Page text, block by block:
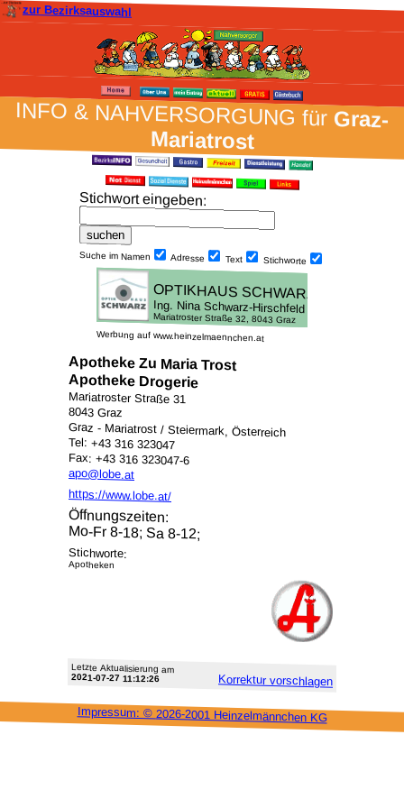
zur Bezirksauswahl
INFO & NAH­VER­SORG­UNG fürGraz-
Mariatrost
Stich­wort ein­geben:
Suche im Namen Adresse Text Stich­worte
Werbung auf www.heinzelmaennchen.at
Apotheke Zu Maria Trost
Apotheke Drogerie
Mariatroster Straße 31
8043 Graz
Graz - Mariatrost / Steiermark, Österreich
Tel: +43 316 323047
Fax: +43 316 323047-6
apo@lobe.at
https://www.lobe.at/
Öffnungszeiten:
Mo-Fr 8-18; Sa 8-12;
Stichworte:
Apotheken
Letzte Aktu­alisie­rung am
2021-07-27 11:12:26 Korrektur vor­schlagen
Impressum: © 2026-2001 Heinzel­männchen KG